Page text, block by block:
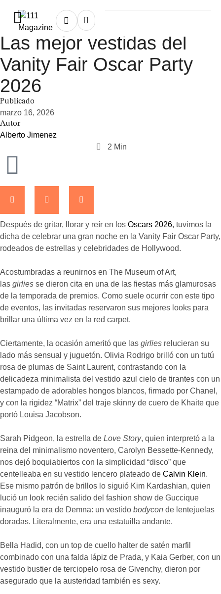
Las mejor vestidas del
Vanity Fair Oscar Party
2026
Publicado
marzo 16, 2026
Autor
Alberto Jimenez
2 Min
Después de gritar, llorar y reír en los Oscars 2026, tuvimos la
dicha de celebrar una gran noche en la Vanity Fair Oscar Party,
rodeados de estrellas y celebridades de Hollywood.
Acostumbradas a reunirnos en The Museum of Art,
las girlies se dieron cita en una de las fiestas más glamurosas
de la temporada de premios. Como suele ocurrir con este tipo
de eventos, las invitadas reservaron sus mejores looks para
brillar una última vez en la red carpet.
Ciertamente, la ocasión ameritó que las girlies relucieran su
lado más sensual y juguetón. Olivia Rodrigo brilló con un tutú
rosa de plumas de Saint Laurent, contrastando con la
delicadeza minimalista del vestido azul cielo de tirantes con un
estampado de adorables hongos blancos, firmado por Chanel,
y con la rigidez “Matrix” del traje skinny de cuero de Khaite que
portó Louisa Jacobson.
Sarah Pidgeon, la estrella de Love Story, quien interpretó a la
reina del minimalismo noventero, Carolyn Bessette-Kennedy,
nos dejó boquiabiertos con la simplicidad “disco” que
centelleaba en su vestido lencero plateado de Calvin Klein.
Ese mismo patrón de brillos lo siguió Kim Kardashian, quien
lució un look recién salido del fashion show de Guccique
inauguró la era de Demna: un vestido bodycon de lentejuelas
doradas. Literalmente, era una estatuilla andante.
Bella Hadid, con un top de cuello halter de satén marfil
combinado con una falda lápiz de Prada, y Kaia Gerber, con un
vestido bustier de terciopelo rosa de Givenchy, dieron por
asegurado que la austeridad también es sexy.